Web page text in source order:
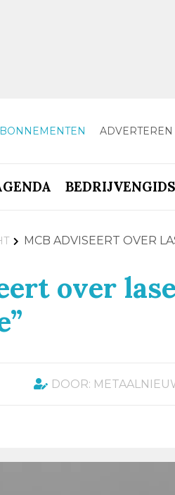
ADVERTEREN
BEDRIJVENGIDS
MCB ADVISEERT OVER
over
DOOR: